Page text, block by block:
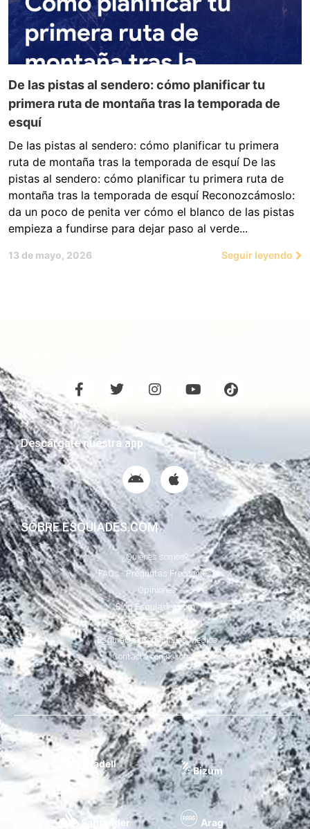
De las pistas al sendero: cómo planificar tu
primera ruta de montaña tras la temporada de
esquí
De las pistas al sendero: cómo planificar tu primera
ruta de montaña tras la temporada de esquí De las
pistas al sendero: cómo planificar tu primera ruta de
montaña tras la temporada de esquí Reconozcámoslo:
da un poco de penita ver cómo el blanco de las pistas
empieza a fundirse para dejar paso al verde...
13 de mayo, 2026 Seguir leyendo
Descárgate nuestra app
SOBRE ESQUIADES.COM
¿Quiénes somos?
FAQs - Preguntas Frecuentes
Opiniones
Blog Esquiades.com
Web Corporativa
Esquiades.Com En Los Medios
Contacta con nosotros
Sabadell
Bizum
Santander Arag